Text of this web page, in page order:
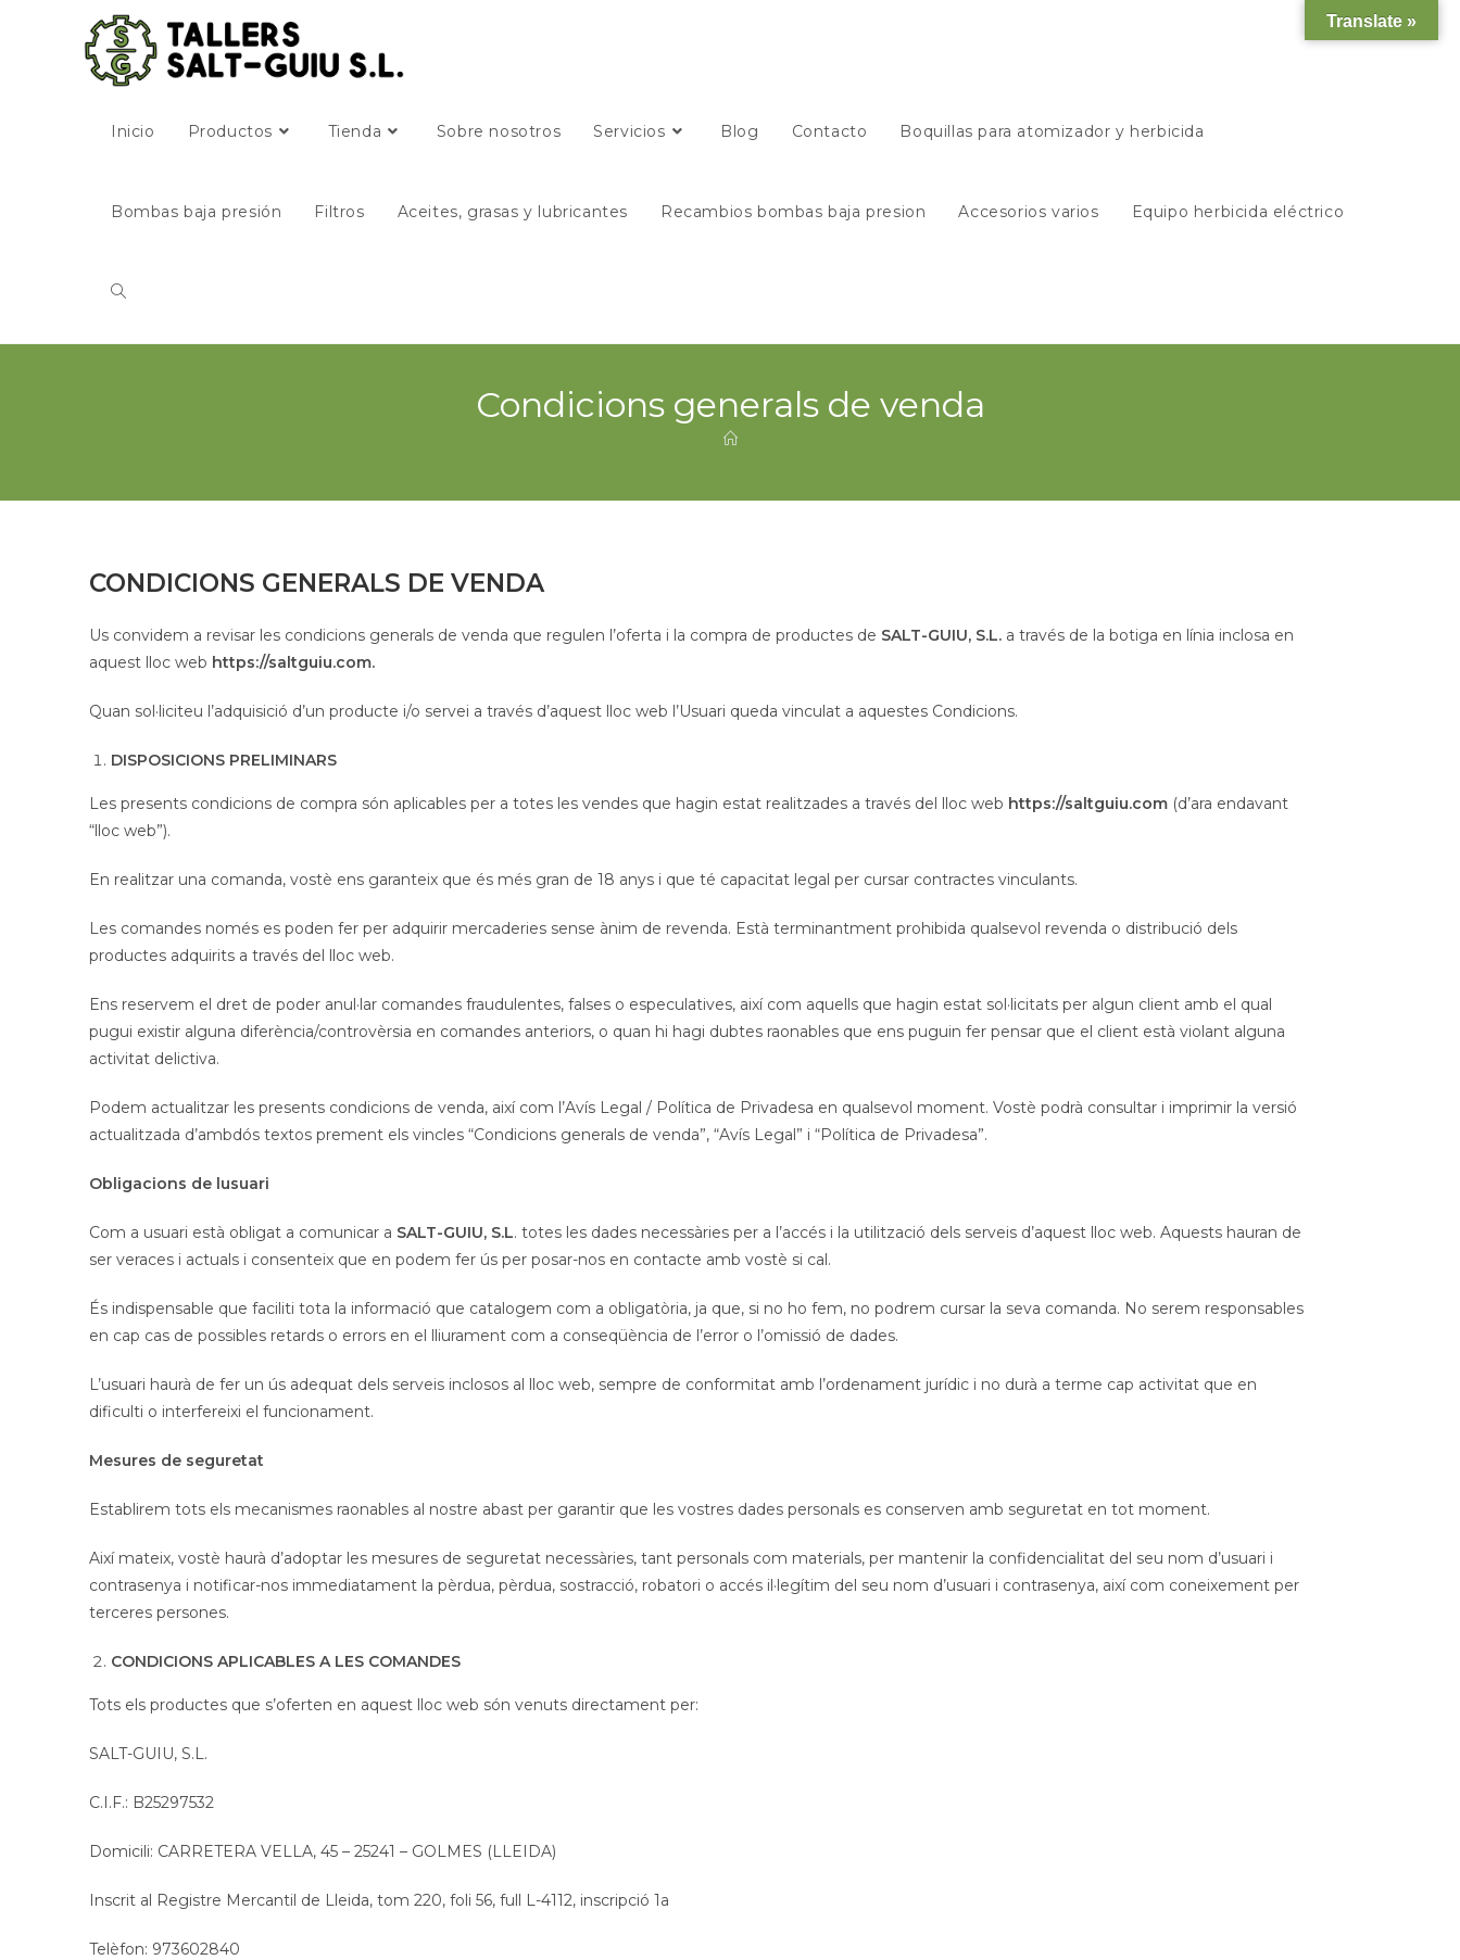
Inicio Productos Tienda Sobre nosotros Servicios Blog Contacto Boquillas para atomizador y herbicida
Bombas baja presión Filtros Aceites, grasas y lubricantes Recambios bombas baja presion Accesorios varios Equipo herbicida eléctrico
Condicions generals de venda
CONDICIONS GENERALS DE VENDA
Us convidem a revisar les condicions generals de venda que regulen l’oferta i la compra de productes de SALT-GUIU, S.L. a través de la botiga en línia inclosa en
aquest lloc web https://saltguiu.com.
Quan sol·liciteu l’adquisició d’un producte i/o servei a través d’aquest lloc web l’Usuari queda vinculat a aquestes Condicions.
DISPOSICIONS PRELIMINARS
Les presents condicions de compra són aplicables per a totes les vendes que hagin estat realitzades a través del lloc web https://saltguiu.com (d’ara endavant
“lloc web”).
En realitzar una comanda, vostè ens garanteix que és més gran de 18 anys i que té capacitat legal per cursar contractes vinculants.
Les comandes només es poden fer per adquirir mercaderies sense ànim de revenda. Està terminantment prohibida qualsevol revenda o distribució dels
productes adquirits a través del lloc web.
Ens reservem el dret de poder anul·lar comandes fraudulentes, falses o especulatives, així com aquells que hagin estat sol·licitats per algun client amb el qual
pugui existir alguna diferència/controvèrsia en comandes anteriors, o quan hi hagi dubtes raonables que ens puguin fer pensar que el client està violant alguna
activitat delictiva.
Podem actualitzar les presents condicions de venda, així com l’Avís Legal / Política de Privadesa en qualsevol moment. Vostè podrà consultar i imprimir la versió
actualitzada d’ambdós textos prement els vincles “Condicions generals de venda”, “Avís Legal” i “Política de Privadesa”.
Obligacions de lusuari
Com a usuari està obligat a comunicar a SALT-GUIU, S.L. totes les dades necessàries per a l’accés i la utilització dels serveis d’aquest lloc web. Aquests hauran de
ser veraces i actuals i consenteix que en podem fer ús per posar-nos en contacte amb vostè si cal.
És indispensable que faciliti tota la informació que catalogem com a obligatòria, ja que, si no ho fem, no podrem cursar la seva comanda. No serem responsables
en cap cas de possibles retards o errors en el lliurament com a conseqüència de l’error o l’omissió de dades.
L’usuari haurà de fer un ús adequat dels serveis inclosos al lloc web, sempre de conformitat amb l’ordenament jurídic i no durà a terme cap activitat que en
dificulti o interfereixi el funcionament.
Mesures de seguretat
Establirem tots els mecanismes raonables al nostre abast per garantir que les vostres dades personals es conserven amb seguretat en tot moment.
Així mateix, vostè haurà d’adoptar les mesures de seguretat necessàries, tant personals com materials, per mantenir la confidencialitat del seu nom d’usuari i
contrasenya i notificar-nos immediatament la pèrdua, pèrdua, sostracció, robatori o accés il·legítim del seu nom d’usuari i contrasenya, així com coneixement per
terceres persones.
CONDICIONS APLICABLES A LES COMANDES
Tots els productes que s’oferten en aquest lloc web són venuts directament per:
SALT-GUIU, S.L.
C.I.F.: B25297532
Domicili: CARRETERA VELLA, 45 – 25241 – GOLMES (LLEIDA)
Inscrit al Registre Mercantil de Lleida, tom 220, foli 56, full L-4112, inscripció 1a
Telèfon: 973602840
Translate »